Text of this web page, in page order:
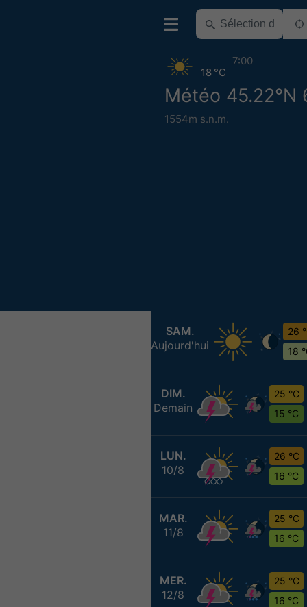
Météo 45.22°N
1554m s.n.m.
18 °C
7:00
SAM.
Aujourd'hui
26
18
DIM.
Demain
25 °C
15 °C
LUN.
10/8
26 °C
16 °C
MAR.
11/8
25 °C
16 °C
MER.
12/8
25 °C
16 °C